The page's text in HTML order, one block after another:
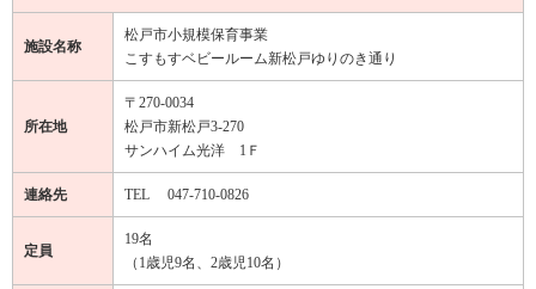
施設名称
松戸市小規模保育事業
こすもすベビールーム新松戸ゆりのき通り
所在地
〒270-0034
松戸市新松戸3-270
サンハイム光洋 1Ｆ
連絡先 TEL 047-710-0826
定員
19名
（1歳児9名、2歳児10名）